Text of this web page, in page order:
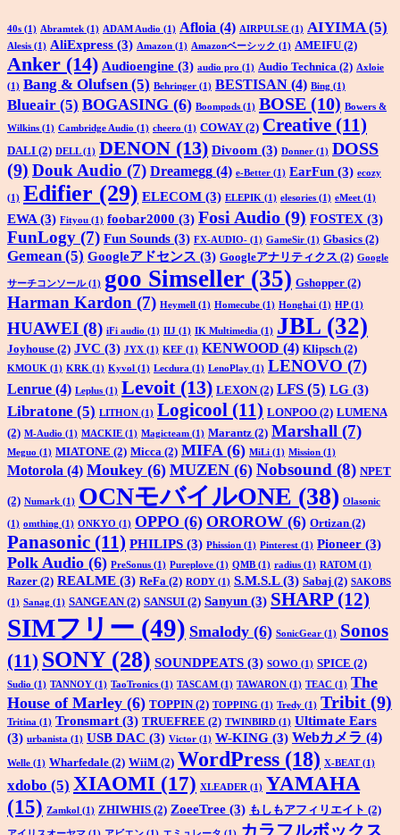
40s (1) Abramtek (1) ADAM Audio (1) Afloia (4) AIRPULSE (1) AIYIMA(5)
Alesis (1) AliExpress (3) Amazon (1) Amazonベーシック (1) AMEIFU (2)
Anker (14) Audioengine (3) audio pro (1) Audio Technica (2) Axloie
(1) Bang & Olufsen(5) Behringer (1) BESTISAN (4) Bing (1)
Blueair (5) BOGASING (6) Boompods (1) BOSE (10) Bowers &
Wilkins (1) Cambridge Audio (1) cheero (1) COWAY (2) Creative (11)
DALI (2) DELL(1) DENON (13) Divoom (3) Donner (1) DOSS
(9) Douk Audio (7) Dreamegg (4) e-Better (1) EarFun (3) ecozy
(1) Edifier (29) ELECOM (3) ELEPIK (1) elesories (1) eMeet (1)
EWA(3) Fityou (1) foobar2000 (3) Fosi Audio (9) FOSTEX (3)
FunLogy (7) Fun Sounds (3) FX-AUDIO- (1) GameSir (1) Gbasics (2)
Gemean(5) Googleアドセンス (3) Googleアナリティクス (2) Google
サーチコンソール(1) goo Simseller (35) Gshopper (2)
Harman Kardon (7) Heymell (1) Homecube (1) Honghai (1) HP(1)
HUAWEI (8) iFi audio (1) IIJ (1) IK Multimedia (1) JBL (32)
Joyhouse (2) JVC (3) JYX (1) KEF (1) KENWOOD (4) Klipsch (2)
KMOUK (1) KRK (1) Kyvol (1) Lecdura (1) LenoPlay (1) LENOVO (7)
Lenrue (4) Leplus (1) Levoit(13) LEXON(2) LFS (5) LG (3)
Libratone (5) LITHON (1) Logicool (11) LONPOO (2) LUMENA
(2) M-Audio (1) MACKIE (1) Magicteam (1) Marantz (2) Marshall (7)
Meguo (1) MIATONE (2) Micca (2) MIFA(6) MiLi (1) Mission (1)
Motorola (4) Moukey (6) MUZEN (6) Nobsound (8) NPET
(2) Numark (1) OCNモバイルONE (38) Olasonic
(1) omthing (1) ONKYO (1) OPPO (6) OROROW (6) Ortizan (2)
Panasonic (11) PHILIPS (3) Phission (1) Pinterest (1) Pioneer (3)
Polk Audio (6) PreSonus (1) Pureplove (1) QMB (1) radius (1) RATOM (1)
Razer (2) REALME (3) ReFa (2) RODY (1) S.M.S.L(3) Sabaj (2) SAKOBS
(1) Sanag (1) SANGEAN(2) SANSUI (2) Sanyun (3) SHARP(12)
SIMフリー (49) Smalody (6) SonicGear (1) Sonos
(11) SONY(28) SOUNDPEATS (3) SOWO (1) SPICE (2)
Sudio (1) TANNOY (1) TaoTronics (1) TASCAM (1) TAWARON (1) TEAC (1) The
House of Marley (6) TOPPIN(2) TOPPING (1) Tredy (1) Tribit (9)
Tritina (1) Tronsmart (3) TRUEFREE (2) TWINBIRD (1) Ultimate Ears
(3) urbanista (1) USB DAC (3) Victor (1) W-KING (3) Webカメラ (4)
Welle (1) Wharfedale (2) WiiM (2) WordPress (18) X-BEAT(1)
xdobo (5) XIAOMI (17) XLEADER (1) YAMAHA
(15) Zamkol (1) ZHIWHIS (2) ZoeeTree (3) もしもアフィリエイト (2)
カラフルボックス